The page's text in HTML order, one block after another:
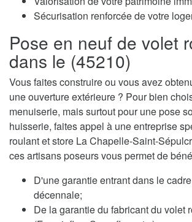
Sécurisation renforcée de votre
Pose en neuf de volet
dans le (45210)
Vous faites construire ou vous avez
une ouverture extérieure ? Pour bien
menuiserie, mais surtout pour une pose
huisserie, faites appel à une entreprise
roulant et store La Chapelle-Saint-
ces artisans poseurs vous permet de
D'une garantie entrant dans le
décennale;
De la garantie du fabricant du volet